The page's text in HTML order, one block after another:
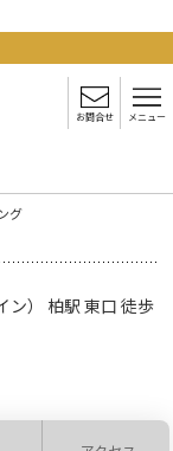
お問合せ メニュー
グ
ン） 柏駅 東口 徒歩